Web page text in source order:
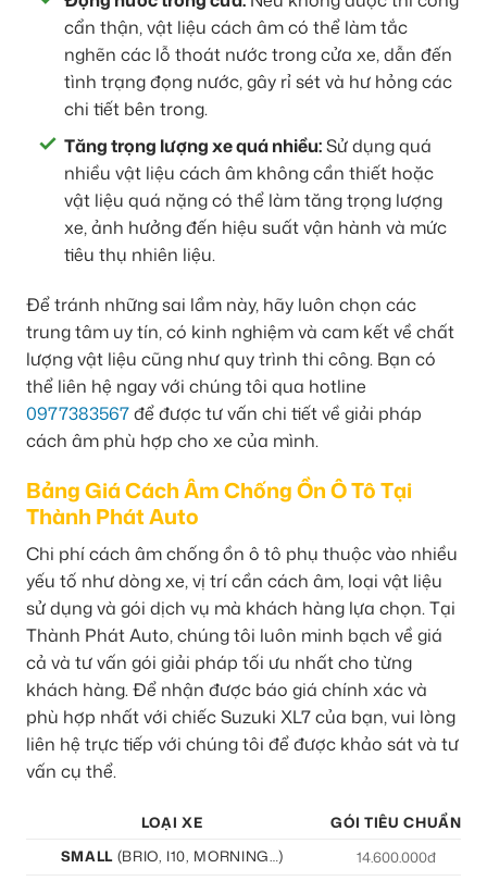
cẩn thận, vật liệu cách âm có thể làm tắc
nghẽn các lỗ thoát nước trong cửa xe, dẫn đến
tình trạng đọng nước, gây rỉ sét và hư hỏng các
chi tiết bên trong.
Tăng trọng lượng xe quá nhiều:Sử dụng quá
nhiều vật liệu cách âm không cần thiết hoặc
vật liệu quá nặng có thể làm tăng trọng lượng
xe, ảnh hưởng đến hiệu suất vận hành và mức
tiêu thụ nhiên liệu.
Để tránh những sai lầm này, hãy luôn chọn các
trung tâm uy tín, có kinh nghiệm và cam kết về chất
lượng vật liệu cũng như quy trình thi công. Bạn có
thể liên hệ ngay với chúng tôi qua hotline
0977383567để được tư vấn chi tiết về giải pháp
cách âm phù hợp cho xe của mình.
Bảng Giá Cách Âm Chống Ồn Ô Tô Tại
Thành Phát Auto
Chi phí cách âm chống ồn ô tô phụ thuộc vào nhiều
yếu tố như dòng xe, vị trí cần cách âm, loại vật liệu
sử dụng và gói dịch vụ mà khách hàng lựa chọn. Tại
Thành Phát Auto, chúng tôi luôn minh bạch về giá
cả và tư vấn gói giải pháp tối ưu nhất cho từng
khách hàng. Để nhận được báo giá chính xác và
phù hợp nhất với chiếc Suzuki XL7 của bạn, vui lòng
liên hệ trực tiếp với chúng tôi để được khảo sát và tư
vấn cụ thể.
LOẠI XE GÓI TIÊU CHUẨN
SMALL (BRIO, I10, MORNING…) 14.600.000đ